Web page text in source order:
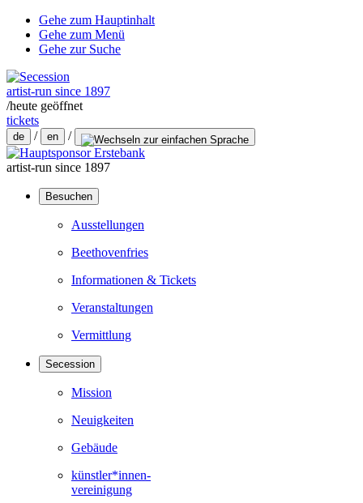
Gehe zum Hauptinhalt
Gehe zum Menü
Gehe zur Suche
artist-run since 1897
/heute geöffnet
tickets
de / en /
artist-run since 1897
Besuchen
Ausstellungen
Beethovenfries
Informationen & Tickets
Veranstaltungen
Vermittlung
Secession
Mission
Neuigkeiten
Gebäude
künstler*innen-
vereinigung